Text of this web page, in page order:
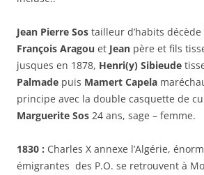
Jean Pierre Sos tailleur d’habits décède
François Aragou et Jean père et fils
jusques en 1878, Henri(y) Sibieude
Palmade puis Mamert Capela
principe avec la double casquette de
Marguerite Sos 24 ans, sage – femme.
1830 : Charles X annexe l’Algérie,
émigrantes des P.O. se retrouvent à